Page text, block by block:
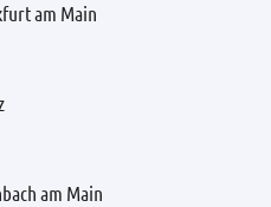
am Main
am Main